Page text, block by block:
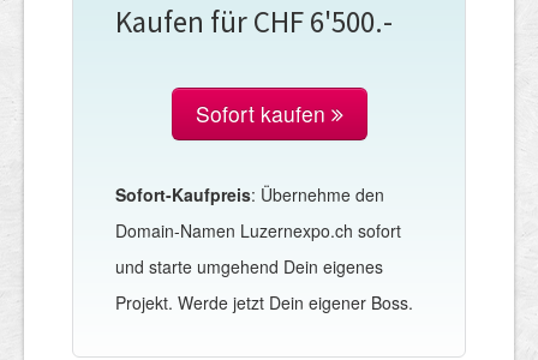
Kaufen für CHF 6'500.-
Sofort kaufen
Sofort-Kaufpreis: Übernehme den
Domain-Namen Luzernexpo.ch sofort
und starte umgehend Dein eigenes
Projekt. Werde jetzt Dein eigener Boss.